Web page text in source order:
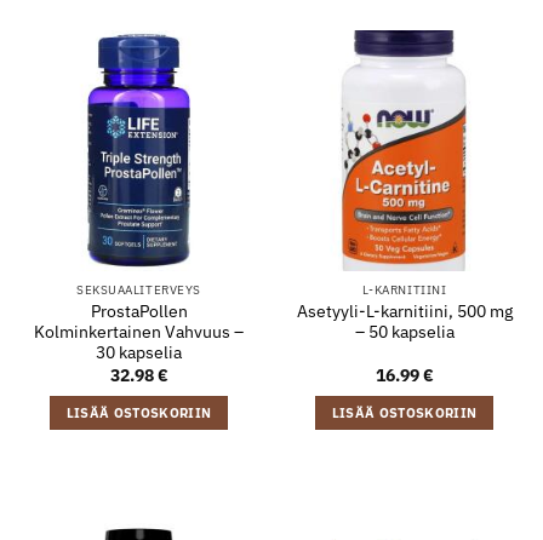
SEKSUAALITERVEYS
ProstaPollen
Kolminkertainen Vahvuus –
30 kapselia
32.98€
LISÄÄ OSTOSKORIIN
L-KARNITIINI
Asetyyli-L-karnitiini, 500 mg
– 50 kapselia
16.99€
LISÄÄ OSTOSKORIIN